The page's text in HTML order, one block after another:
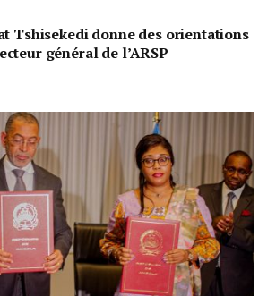
Tshisekedi donne des orientations
général de l’ARSP